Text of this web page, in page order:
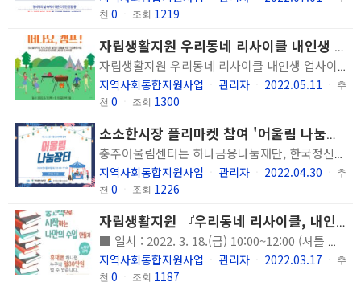
천 0 조회 1219
자립생활지원 우리동네 리사이클 내인생 업사이클 캠프 안내
자립생활지원 우리동네 리사이클 내인생 업사이클에서 오는 5월 12일(목)~13일(금) 1박 2일 캠프를 진행합니다. 그동안 사업에 참여해주신 이용인분들과 한해살이 마무리를 하며 취업동기강화 및 활동 격려, 앞으로의 사업방향에 대한 이야기를 나누며 의미있는 시간을 보내고자 합니다. 우리동네 리사이클 내인생 업사이클 사업에 많은 관심과 격려 부탁드립니다.
지역사회통합지원사업 관리자 2022.05.11
추
천 0 조회 1300
소소한시장 플리마켓 참여 '어울림 나눔장터 운영'
충주어울림센터는 하나금융나눔재단, 한국정신재활시설협회 지원으로 정신질환자의 지속가능한 일자리 창출을 위한 직업훈련사업 : 우리동네 리사이클, 내인생 업사이클을 진행하고 있습니다. 사업일환으로 4월 30일(토) 13:00~17:00 충주시 청년몰 광장 및 관아골 주차장에서 진행하는 소소한시장 플리마켓에서 충주어울림센터 자립생활지원 프로그램 참여 이용인분들이 나눔장터를 운영합니다. 충주어울림센터 이외 많은 셀러가 참여하오니 충주어울림센터 이용인 및 가족, 지역주민 여러분의 많은 관심과 참여 부탁드립니다. * 관아골 주차장에서는 나눔장터와 푸드트럭 호암지산책, 청년몰 광장에는 자립생활지원 업사이클 활동 작품을 전시하오니 많은 관심 부탁드립니다 ^^ https://band.us/band/74332909/post/600
지역사회통합지원사업 관리자 2022.04.30
추
천 0 조회 1226
자립생활지원 『우리동네 리사이클, 내인생 업사이클』 이용인 및 가족 대상 맞춤형 직무교육 참여 안내
■ 일시 : 2022. 3. 18.(금) 10:00~12:00 (셔틀 및 중식 지원) ■ 장소 : 교육실 1 (충주어울림센터 1층) 참여자가 많을 경우, 2층 휴게실로 변경될 수 있습니다. ■ 주제 : 맞춤형 직무교육 『온라인 중고도서 판매 실습』 ■ 대상 : 이용인 및 가족 (이용인의 경우, 기존 자립생활지원 프로그램 참여자에 한함) ■ 강사 : 김태호( [책방] 아빠곰의 이중생활 대표) ■ 내용 : 온라인 사업의 구조 안내 온라인 중고도서 판매 교육의 전망 온라인 중고도서 판매 실습(휴대폰을 이용한 중고도서 등록 및 판매 방법 안내, 수익금 정산 및 주의사항 안내, 각 과정별 참여자 실습) ■ 문의 : 충주어울림센터 팀장 김은정 ☎ 043-856-0509
지역사회통합지원사업 관리자 2022.03.17
추
천 0 조회 1187